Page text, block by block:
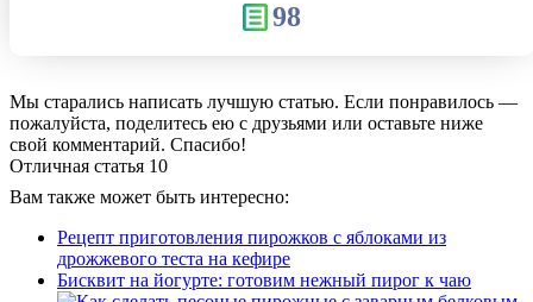
98
Мы старались написать лучшую статью. Если понравилось —
пожалуйста, поделитесь ею с друзьями или оставьте ниже
свой комментарий. Спасибо!
Отличная статья 10
Вам также может быть интересно:
Рецепт приготовления пирожков с яблоками из
дрожжевого теста на кефире
Бисквит на йогурте: готовим нежный пирог к чаю